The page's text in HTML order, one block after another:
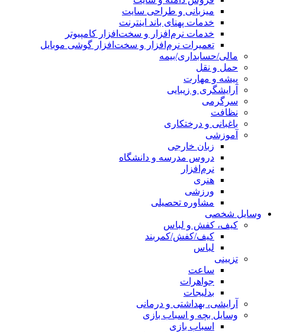
میزبانی و طراحی سایت
خدمات پهنای باند اینترنت
خدمات نرم‌افزار و سخت‌افزار کامپیوتر
تعمیرات نرم‌افزار و سخت‌افزار گوشی موبایل
مالی/حسابداری/بیمه
حمل و نقل
پیشه و مهارت
آرایشگری و زیبایی
سرگرمی
نظافت
باغبانی و درختکاری
آموزشی
زبان خارجی
دروس مدرسه و دانشگاه
نرم‌افزار
هنری
ورزشی
مشاوره تحصیلی
وسایل شخصی
کیف، کفش و لباس
کیف/کفش/کمربند
لباس
تزیینی
ساعت
جواهرات
بدلیجات
آرایشی، بهداشتی و درمانی
وسایل بچه و اسباب بازی
اسباب بازی